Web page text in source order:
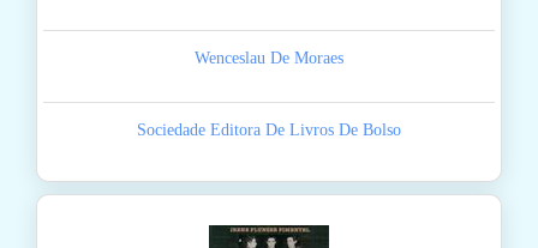
Wenceslau De Moraes
Sociedade Editora De Livros De Bolso